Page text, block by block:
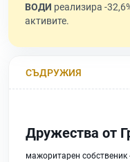
ВОДИ реализира -
активите.
СЪДРУЖИЯ
Дружества от
мажоритарен